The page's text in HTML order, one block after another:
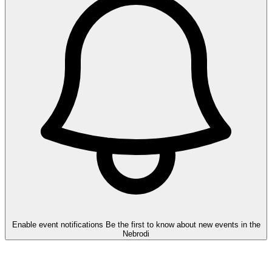
Enable event notifications Be the first to know about new events in the
Nebrodi